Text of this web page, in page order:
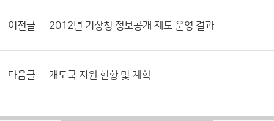
이전글 2012년 기상청 정보공개 제도 운영 결과
다음글 개도국 지원 현황 및 계획